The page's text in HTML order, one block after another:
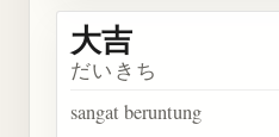
大吉
だいきち
sangat beruntung